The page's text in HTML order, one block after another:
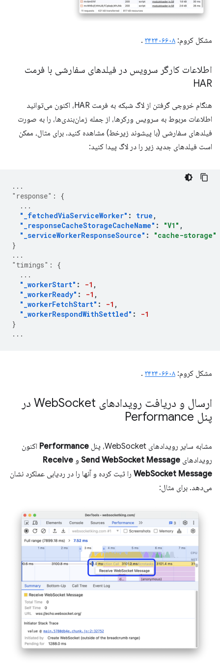
مشکل کروم: ۳۴۲۴۰۶۶۰۸ .
اطلاعات کارگر سرویس در فیلدهای سفارشی با فرمت
HAR
هنگام خروجی گرفتن از لاگ شبکه به فرمت HAR، اکنون می‌توانید
اطلاعات مربوط به سرویس ورکرها، از جمله زمان‌بندی‌ها، را به صورت
فیلدهای سفارشی (با پیشوند زیرخط) مشاهده کنید. برای مثال، ممکن
است فیلدهای جدید زیر را در لاگ پیدا کنید:
...
"response" :
{
...
"_fetchedViaServiceWorker" : true ,
"_responseCacheStorageCacheName" : "V1" ,
"_serviceWorkerResponseSource" :
"cache-storage"
}
...
"timings" :
{
...
"_workerStart" : -1 ,
"_workerReady" : -1 ,
"_workerFetchStart" : -1 ,
"_workerRespondWithSettled" :
-1
}
...
مشکل کروم: ۳۴۲۴۰۶۶۰۸ .
ارسال و دریافت رویدادهای Web
Socket در
پنل Performance
مشابه سایر رویدادهای WebSocket، پنل Performance اکنون
رویدادهای Send WebSocket Message و Receive
WebSocket Message را ثبت کرده و آنها را در ردیابی عملکرد نشان
می‌دهد. برای مثال: